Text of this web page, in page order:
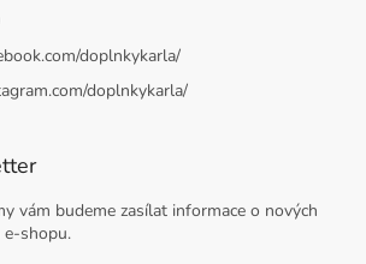
doplnkykarla/
doplnkykarla/
vám budeme zasílat informace o nových
e-shopu.